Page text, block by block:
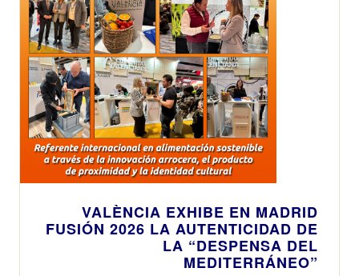
VALÈNCIA EXHIBE EN MADRID
FUSIÓN 2026 LA AUTENTICIDAD DE
LA “DESPENSA DEL
MEDITERRÁNEO”